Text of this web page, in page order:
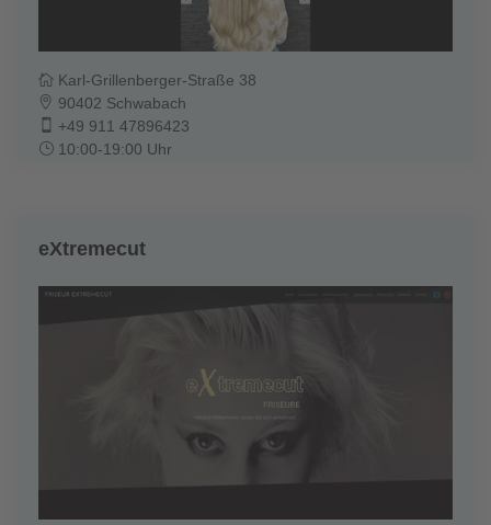
Karl-Grillenberger-Straße 38
90402 Schwabach
+49 911 47896423
10:00-19:00 Uhr
eXtremecut